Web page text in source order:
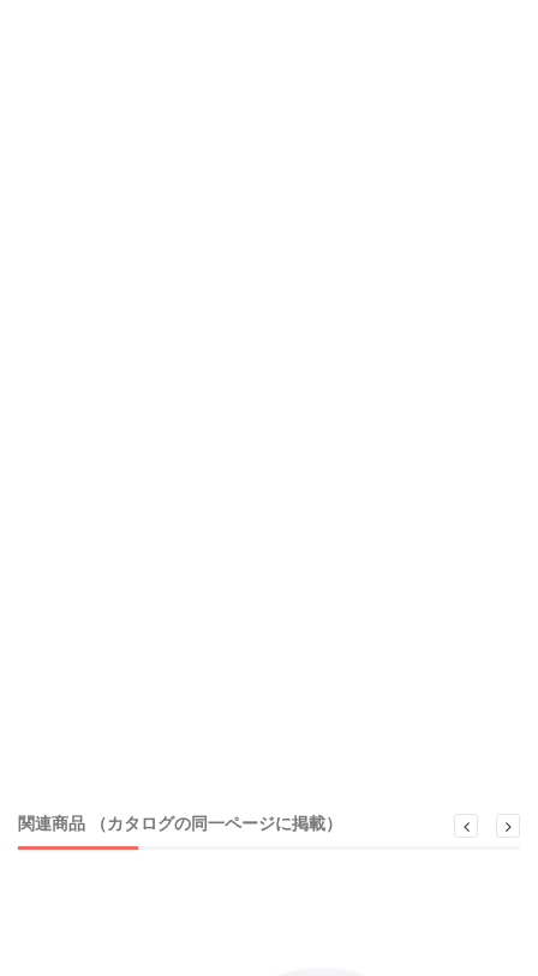
関連商品 （カタログの同一ページに掲載）